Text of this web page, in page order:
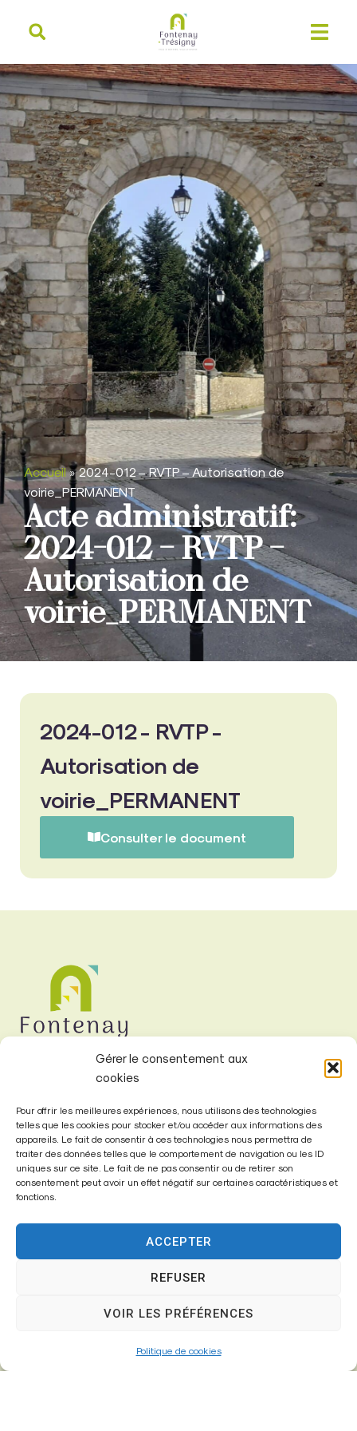
Gérer le consentement aux
cookies
Pour offrir les meilleures expériences, nous utilisons des technologies
telles que les cookies pour stocker et/ou accéder aux informations des
appareils. Le fait de consentir à ces technologies nous permettra de
traiter des données telles que le comportement de navigation ou les ID
uniques sur ce site. Le fait de ne pas consentir ou de retirer son
consentement peut avoir un effet négatif sur certaines caractéristiques et
fonctions.
ACCEPTER
REFUSER
VOIR LES PRÉFÉRENCES
Politique de cookies
principal
Accueil»2024-012 – RVTP – Autorisation de
voirie_PERMANENT
Acte administratif:
2024-012 – RVTP –
Autorisation de
voirie_PERMANENT
2024-012 - RVTP -
Autorisation de
voirie_PERMANENT
Consulter le document
Mairie de
Fontenay-Trésigny
Mairie,
77610 – Fontenay-Trésigny